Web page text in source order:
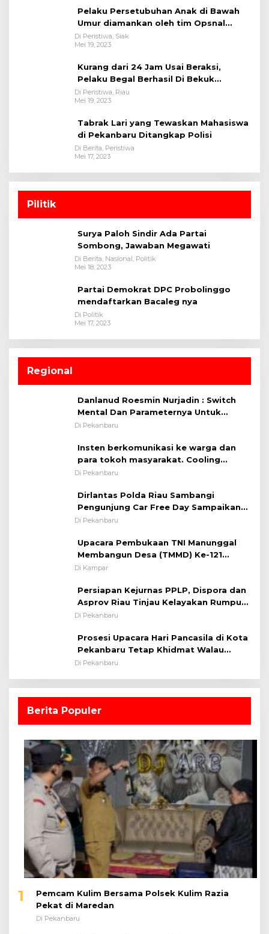
Pelaku Persetubuhan Anak di Bawah
Umur diamankan oleh tim Opsnal
Polsek Tualang-Polres Siak-Polda Riau
Di Peristiwa, Siak
Mei 19, 2023
Kurang dari 24 Jam Usai Beraksi,
Pelaku Begal Berhasil Di Bekuk
Satreskrim Polres Kuansing
Di Peristiwa, Riau
Mei 19, 2023
Tabrak Lari yang Tewaskan Mahasiswa
di Pekanbaru Ditangkap Polisi
Di Berita, Peristiwa
Mei 17, 2023
Pilitik
Surya Paloh Sindir Ada Partai
Sombong, Jawaban Megawati
Di Berita, Nasional, Politik
Mei 18, 2023
Partai Demokrat DPC Probolinggo
mendaftarkan Bacaleg nya
Di Politik
Mei 17, 2023
Regional
Danlanud Roesmin Nurjadin : Switch
Mental Dan Parameternya Untuk
Melaksanakan ✈
Di Pekanbaru
Insten berkomunikasi ke warga dan
para tokoh masyarakat. Cooling
System OMP LK ²024 Polsek Rumbai,
Pentingnya Memelihara dan Menjaga
Situasi Kondusif
Di Pekanbaru
Dirlantas Polda Riau Sambangi
Pengunjung Car Free Day Sampaikan
Pesan Edukasi Kamtibmas &
Di Pekanbaru
Upacara Pembukaan TNI Manunggal
Membangun Desa (TMMD) Ke-121
Kodim 0313/KPR Tahun 2024) ?
Di Kampar
Persiapan Kejurnas PPLP, Dispora dan
Asprov Riau Tinjau Kelayakan Rumput
Lapangan Sepakbola
Di Pekanbaru
Prosesi Upacara Hari Pancasila di Kota
Pekanbaru Tetap Khidmat Walau
Dalam Ruangan
Di Pekanbaru
Berita Populer
1
Pemcam Kulim Bersama Polsek Kulim Razia
Pekat di Maredan
Di Pekanbaru